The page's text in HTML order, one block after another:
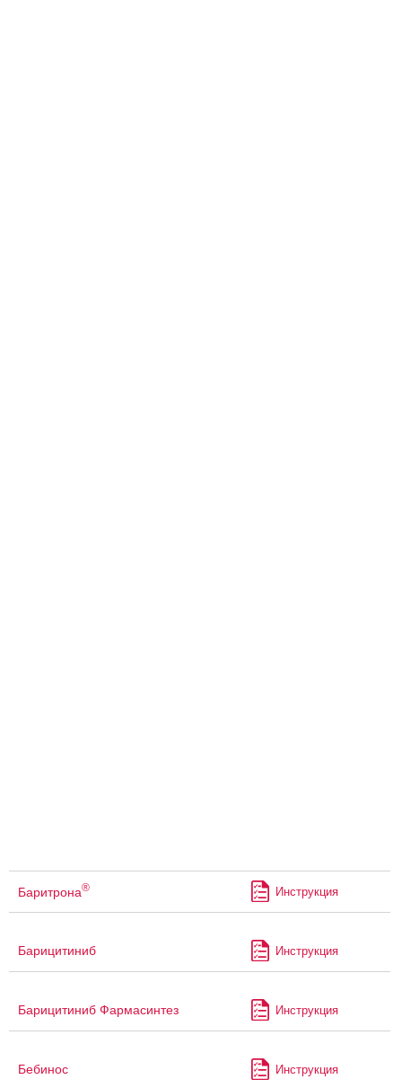
Баритрона® Инструкция
Барицитиниб Инструкция
Барицитиниб Фармасинтез Инструкция
Бебинос Инструкция